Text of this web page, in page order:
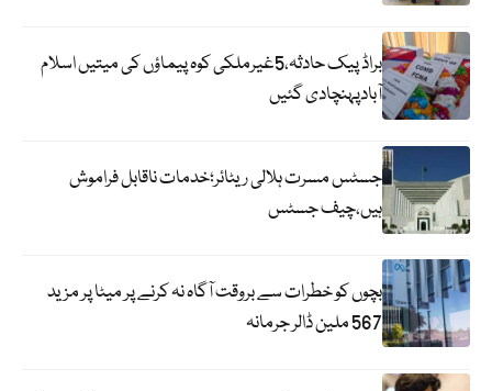
براڈ پیک حادثہ،5غیرملکی کوہ پیماؤں کی میتیں اسلام
آبادپہنچادی گئیں
جسٹس مسرت ہلالی ریٹائر؛خدمات ناقابل فراموش
ہیں،چیف جسٹس
بچوں کو خطرات سے بروقت آگاہ نہ کرنے پر میٹا پر مزید
567 ملین ڈالر جرمانہ